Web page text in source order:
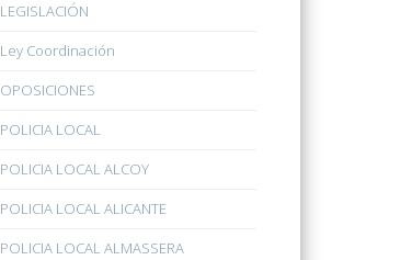
LEGISLACIÓN
Ley Coordinación
OPOSICIONES
POLICIA LOCAL
POLICIA LOCAL ALCOY
POLICIA LOCAL ALICANTE
POLICIA LOCAL ALMASSERA